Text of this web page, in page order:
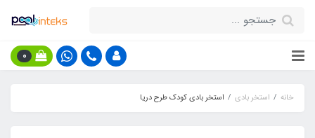
0
خانه استخر بادی استخر بادی کودک طرح دریا